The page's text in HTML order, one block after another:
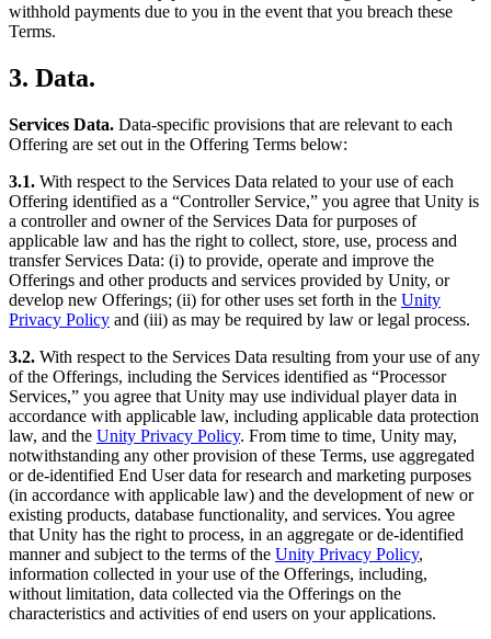
withhold payments due to you in the event that you breach these
Terms.
3. Data.
Services Data. Data-specific provisions that are relevant to each
Offering are set out in the Offering Terms below:
3.1. With respect to the Services Data related to your use of each
Offering identified as a “Controller Service,” you agree that Unity is
a controller and owner of the Services Data for purposes of
applicable law and has the right to collect, store, use, process and
transfer Services Data: (i) to provide, operate and improve the
Offerings and other products and services provided by Unity, or
develop new Offerings; (ii) for other uses set forth in the Unity
Privacy Policy and (iii) as may be required by law or legal process.
3.2. With respect to the Services Data resulting from your use of any
of the Offerings, including the Services identified as “Processor
Services,” you agree that Unity may use individual player data in
accordance with applicable law, including applicable data protection
law, and the Unity Privacy Policy. From time to time, Unity may,
notwithstanding any other provision of these Terms, use aggregated
or de-identified End User data for research and marketing purposes
(in accordance with applicable law) and the development of new or
existing products, database functionality, and services. You agree
that Unity has the right to process, in an aggregate or de-identified
manner and subject to the terms of the Unity Privacy Policy,
information collected in your use of the Offerings, including,
without limitation, data collected via the Offerings on the
characteristics and activities of end users on your applications.